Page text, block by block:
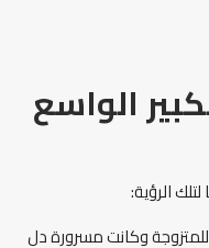
الواسع
الرؤية:
وكانت مسرورة دل